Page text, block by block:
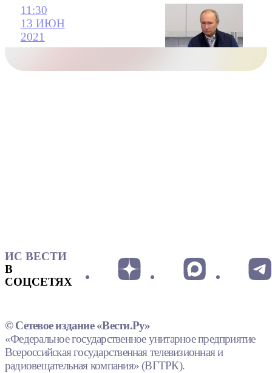
11:30
13 ИЮН
2021
ИС ВЕСТИ
В
СОЦСЕТЯХ
© Сетевое издание «Вести.Ру»
«Федеральное государственное унитарное предприятие
Всероссийская государственная телевизионная и
радиовещательная компания» (ВГТРК).